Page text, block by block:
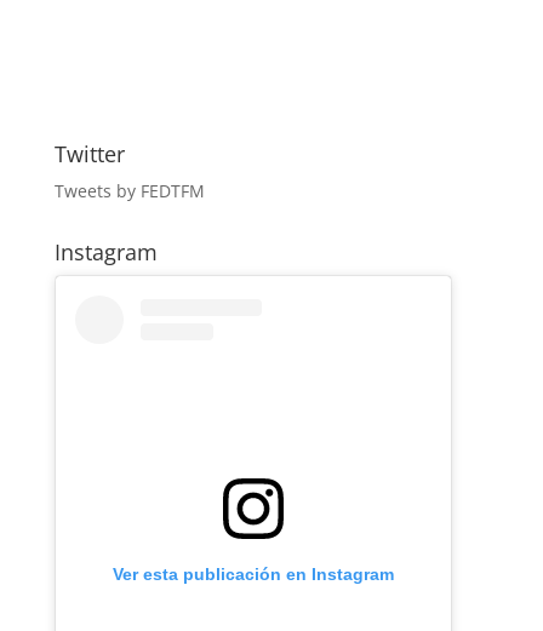
Twitter
Tweets by FEDTFM
Instagram
Ver esta publicación en Instagram